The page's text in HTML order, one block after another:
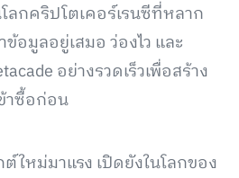
ลกคริปโตเคอร์เรนซีที่หลาก
อมูลอยู่เสมอ ว่องไว และ
อย่างรวดเร็วเพื่อสร้าง
าซื้อก่อน
ต์ใหม่มาแรง เปิดยังในโลกของ